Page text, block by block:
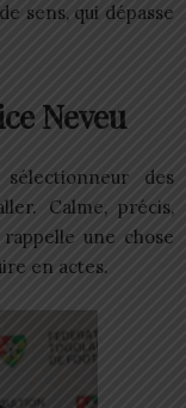
sens, qui dépasse
Neveu
des
Calme, précis,
une chose
en actes.